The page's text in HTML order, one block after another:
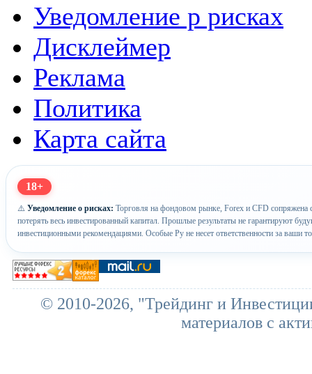
Уведомление р рисках
Дисклеймер
Реклама
Политика
Карта сайта
18+
⚠️ Уведомление о рисках: Торговля на фондовом рынке, Forex и CFD сопряжена
потерять весь инвестированный капитал. Прошлые результаты не гарантируют
инвестиционными рекомендациями. Особые Ру не несет ответственности за ваши
© 2010-2026, "Трейдинг и
материалов с